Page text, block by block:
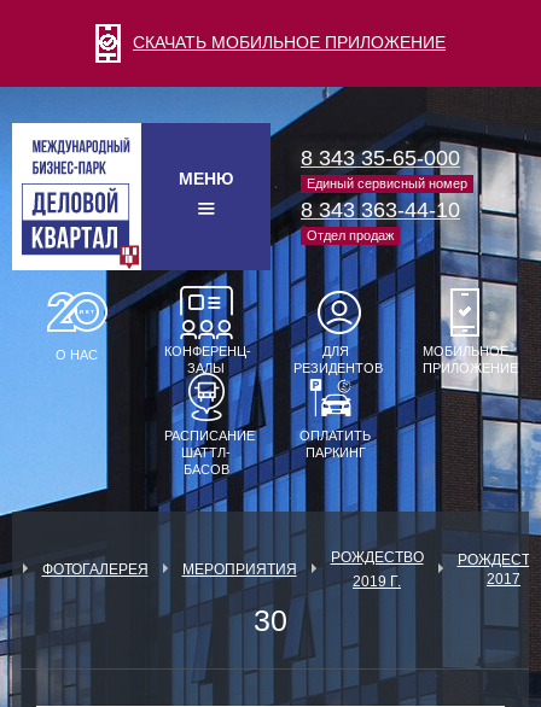
СКАЧАТЬ МОБИЛЬНОЕ ПРИЛОЖЕНИЕ
МЕНЮ
8 343 35-65-000
Единый сервисный номер
8 343 363-44-10
Отдел продаж
О НАС
КОНФЕРЕНЦ-
ЗАЛЫ
ДЛЯ
РЕЗИДЕНТОВ
МОБИЛЬНОЕ
ПРИЛОЖЕНИЕ
РАСПИСАНИЕ
ШАТТЛ-
БАСОВ
ОПЛАТИТЬ
ПАРКИНГ
ФОТОГАЛЕРЕЯ МЕРОПРИЯТИЯ
РОЖДЕСТВО
2019 Г.
2017
30